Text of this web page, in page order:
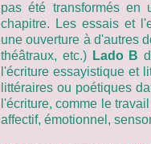
pas été transformés en
chapitre. Les essais et
une ouverture à d'autres
théâtraux, etc.) Lado B
l'écriture essayistique et
littéraires ou poétiques
l'écriture, comme le
affectif, émotionnel,